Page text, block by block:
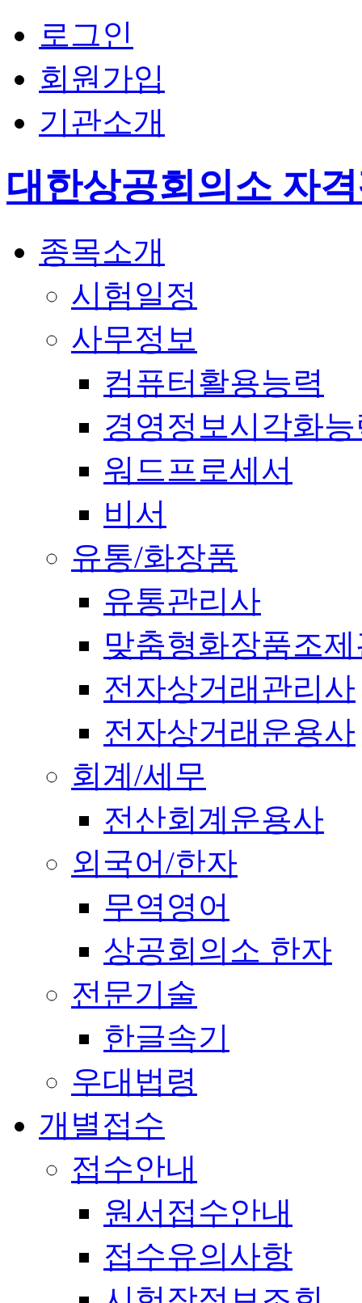
로그인
회원가입
기관소개
대한상공회의소 자
종목소개
시험일정
사무정보
컴퓨터활용능력
경영정보시각화
워드프로세서
비서
유통/화장품
유통관리사
맞춤형화장품조
전자상거래관리사
전자상거래운용사
회계/세무
전산회계운용사
외국어/한자
무역영어
상공회의소 한자
전문기술
한글속기
우대법령
개별접수
접수안내
원서접수안내
접수유의사항